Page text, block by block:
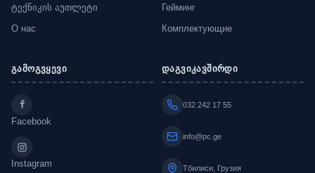
ტექნიკის აუთლეტი
О нас
Гейминг
Комплектующие
გამოგვყევი
Facebook
Instagram
დაგვიკავშირდი
032 242 17 55
info@pc.ge
Тбилиси, Грузия